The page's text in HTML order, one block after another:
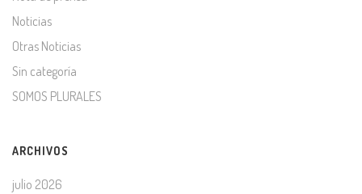
Noticias
Otras Noticias
Sin categoría
SOMOS PLURALES
ARCHIVOS
julio 2026